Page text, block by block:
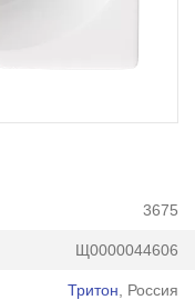
3675
Щ0000044606
Тритон , Россия